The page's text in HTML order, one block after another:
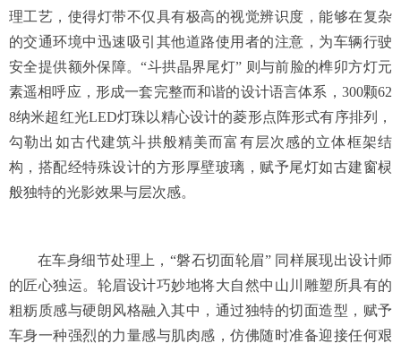
理工艺，使得灯带不仅具有极高的视觉辨识度，能够在复杂
的交通环境中迅速吸引其他道路使用者的注意，为车辆行驶
安全提供额外保障。“斗拱晶界尾灯” 则与前脸的榫卯方灯元
素遥相呼应，形成一套完整而和谐的设计语言体系，300颗62
8纳米超红光LED灯珠以精心设计的菱形点阵形式有序排列，
勾勒出如古代建筑斗拱般精美而富有层次感的立体框架结
构，搭配经特殊设计的方形厚壁玻璃，赋予尾灯如古建窗棂
般独特的光影效果与层次感。
在车身细节处理上，“磐石切面轮眉” 同样展现出设计师
的匠心独运。轮眉设计巧妙地将大自然中山川雕塑所具有的
粗粝质感与硬朗风格融入其中，通过独特的切面造型，赋予
车身一种强烈的力量感与肌肉感，仿佛随时准备迎接任何艰